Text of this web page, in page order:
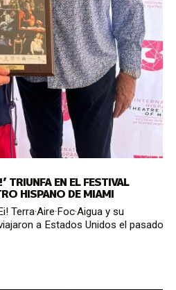
TRIUNFA EN EL FESTIVAL
HISPANO DE MIAMI
Terra·Aire·Foc·Aigua y su
a Estados Unidos el pasado